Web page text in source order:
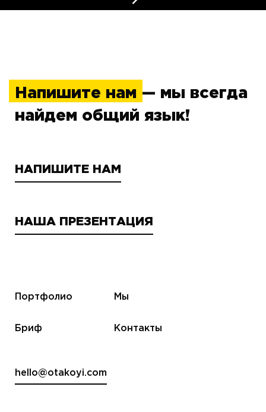
Напишите нам — мы всегда
найдем общий язык!
НАПИШИТЕ НАМ
НАША ПРЕЗЕНТАЦИЯ
Портфолио
Бриф
Мы
Контакты
hello@otakoyi.com